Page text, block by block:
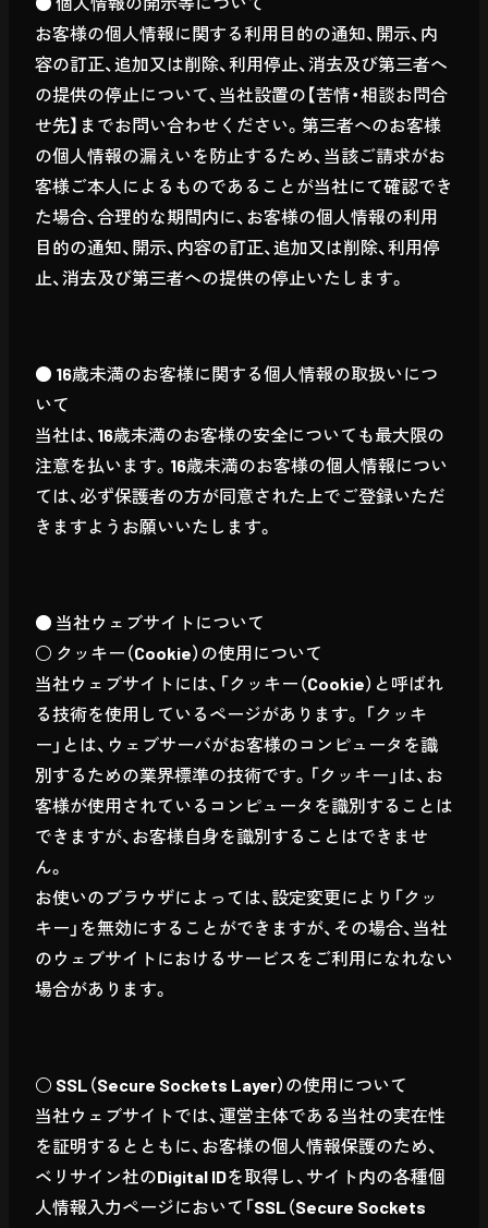
お客様の個人情報に関する利用目的の通知、開示、内
容の訂正、追加又は削除、利用停止、消去及び第三者へ
の提供の停止について、当社設置の【苦情・相談お問合
せ先】までお問い合わせください。第三者へのお客様
の個人情報の漏えいを防止するため、当該ご請求がお
客様ご本人によるものであることが当社にて確認でき
た場合、合理的な期間内に、お客様の個人情報の利用
目的の通知、開示、内容の訂正、追加又は削除、利用停
止、消去及び第三者への提供の停止いたします。
● 16歳未満のお客様に関する個人情報の取扱いにつ
いて
当社は、16歳未満のお客様の安全についても最大限の
注意を払います。16歳未満のお客様の個人情報につい
ては、必ず保護者の方が同意された上でご登録いただ
きますようお願いいたします。
● 当社ウェブサイトについて
○ クッキー（Cookie）の使用について
当社ウェブサイトには、「クッキー（Cookie）と呼ばれ
る技術を使用しているページがあります。 「クッキ
ー」とは、ウェブサーバがお客様のコンピュータを識
別するための業界標準の技術です。「クッキー」は、お
客様が使用されているコンピュータを識別することは
できますが、お客様自身を識別することはできませ
ん。
お使いのブラウザによっては、設定変更により「クッ
キー」を無効にすることができますが、その場合、当社
のウェブサイトにおけるサービスをご利用になれない
場合があります。
○ SSL（Secure Sockets Layer）の使用について
当社ウェブサイトでは、運営主体である当社の実在性
を証明するとともに、お客様の個人情報保護のため、
ベリサイン社のDigital IDを取得し、サイト内の各種個
人情報入力ページにおいて「SSL（Secure Sockets